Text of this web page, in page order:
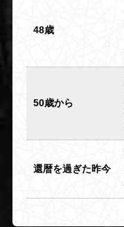
48歳
50歳から
還暦を過ぎた昨今